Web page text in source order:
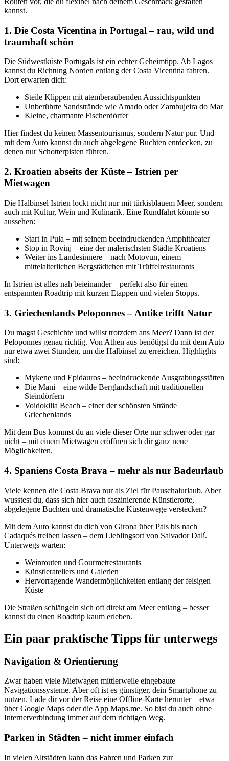
kannst.
1. Die Costa Vicentina in Portugal – rau, wild und
traumhaft schön
Die Südwestküste Portugals ist ein echter Geheimtipp. Ab Lagos
kannst du Richtung Norden entlang der Costa Vicentina fahren.
Dort erwarten dich:
Steile Klippen mit atemberaubenden Aussichtspunkten
Unberührte Sandstrände wie Amado oder Zambujeira do Mar
Kleine, charmante Fischerdörfer
Hier findest du keinen Massentourismus, sondern Natur pur. Und
mit dem Auto kannst du auch abgelegene Buchten entdecken, zu
denen nur Schotterpisten führen.
2. Kroatien abseits der Küste – Istrien per
Mietwagen
Die Halbinsel Istrien lockt nicht nur mit türkisblauem Meer, sondern
auch mit Kultur, Wein und Kulinarik. Eine Rundfahrt könnte so
aussehen:
Start in Pula – mit seinem beeindruckenden Amphitheater
Stop in Rovinj – eine der malerischsten Städte Kroatiens
Weiter ins Landesinnere – nach Motovun, einem
mittelalterlichen Bergstädtchen mit Trüffelrestaurants
In Istrien ist alles nah beieinander – perfekt also für einen
entspannten Roadtrip mit kurzen Etappen und vielen Stopps.
3. Griechenlands Peloponnes – Antike trifft Natur
Du magst Geschichte und willst trotzdem ans Meer? Dann ist der
Peloponnes genau richtig. Von Athen aus benötigst du mit dem Auto
nur etwa zwei Stunden, um die Halbinsel zu erreichen. Highlights
sind:
Mykene und Epidauros – beeindruckende Ausgrabungsstätten
Die Mani – eine wilde Berglandschaft mit traditionellen
Steindörfern
Voidokilia Beach – einer der schönsten Strände
Griechenlands
Mit dem Bus kommst du an viele dieser Orte nur schwer oder gar
nicht – mit einem Mietwagen eröffnen sich dir ganz neue
Möglichkeiten.
4. Spaniens Costa Brava – mehr als nur Badeurlaub
Viele kennen die Costa Brava nur als Ziel für Pauschalurlaub. Aber
wusstest du, dass sich hier auch faszinierende Künstlerorte,
abgelegene Buchten und dramatische Küstenwege verstecken?
Mit dem Auto kannst du dich von Girona über Pals bis nach
Cadaqués treiben lassen – dem Lieblingsort von Salvador Dalí.
Unterwegs warten:
Weinrouten und Gourmetrestaurants
Künstlerateliers und Galerien
Hervorragende Wandermöglichkeiten entlang der felsigen
Küste
Die Straßen schlängeln sich oft direkt am Meer entlang – besser
kannst du einen Roadtrip kaum erleben.
Ein paar praktische Tipps für unterwegs
Navigation & Orientierung
Zwar haben viele Mietwagen mittlerweile eingebaute
Navigationssysteme. Aber oft ist es günstiger, dein Smartphone zu
nutzen. Lade dir vor der Reise eine Offline-Karte herunter – etwa
über Google Maps oder die App Maps.me. So bist du auch ohne
Internetverbindung immer auf dem richtigen Weg.
Parken in Städten – nicht immer einfach
In vielen Altstädten kann das Fahren und Parken zur